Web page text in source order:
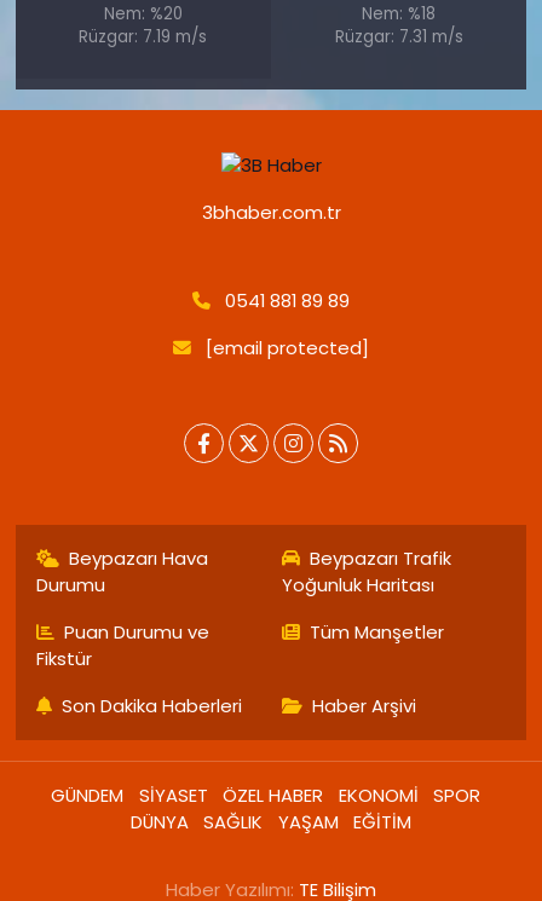
Nem: %20
Rüzgar: 7.19 m/s
Nem: %18
Rüzgar: 7.31 m/s
3bhaber.com.tr
0541 881 89 89
[email protected]
Beypazarı Hava
Durumu
Beypazarı Trafik
Yoğunluk Haritası
Puan Durumu ve
Fikstür
Tüm Manşetler
Son Dakika Haberleri Haber Arşivi
GÜNDEM SİYASET ÖZEL HABER EKONOMİ
SPOR
DÜNYA SAĞLIK YAŞAM EĞİTİM
Haber Yazılımı: TE Bilişim